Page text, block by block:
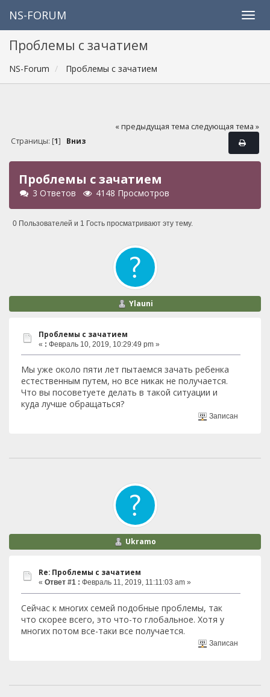
NS-FORUM
Проблемы с зачатием
NS-Forum Проблемы с зачатием
« предыдущая тема следующая тема »
Страницы: [1] Вниз
Проблемы с зачатием
3 Ответов 4148 Просмотров
0 Пользователей и 1 Гость просматривают эту тему.
Ylauni
Проблемы с зачатием
« : Февраль 10, 2019, 10:29:49 pm »
Мы уже около пяти лет пытаемся зачать ребенка
естественным путем, но все никак не получается.
Что вы посоветуете делать в такой ситуации и
куда лучше обращаться?
Записан
Ukramo
Re: Проблемы с зачатием
« Ответ #1 : Февраль 11, 2019, 11:11:03 am »
Сейчас к многих семей подобные проблемы, так
что скорее всего, это что-то глобальное. Хотя у
многих потом все-таки все получается.
Записан